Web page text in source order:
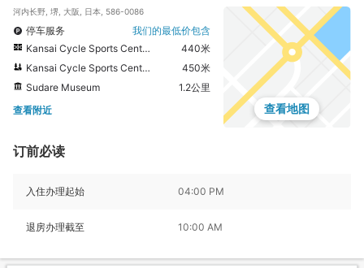
河内长野, 堺, 大阪, 日本, 586-0086
停车服务
我们的最低价包含
Kansai Cycle Sports Center
440米
Kansai Cycle Sports Centre
450米
Sudare Museum
1.2公里
查看附近
查看地图
订前必读
入住办理起始 04:00 PM
退房办理截至 10:00 AM